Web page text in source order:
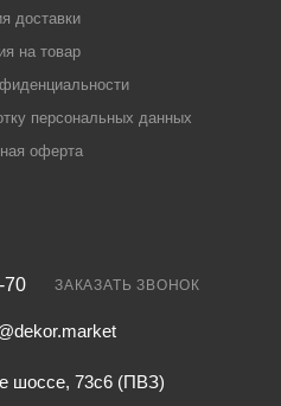
доставки
на товар
персональных данных
оферта
70 ЗАКАЗАТЬ ЗВОНОК
шоссе, 73с6 (ПВЗ)